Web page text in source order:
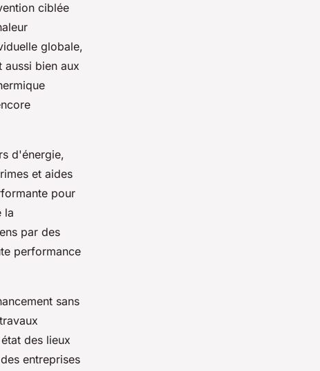
ciblée
globale,
aussi bien aux
d'énergie,
et aides
pour
la
par des
performance
sans
des lieux
entreprises